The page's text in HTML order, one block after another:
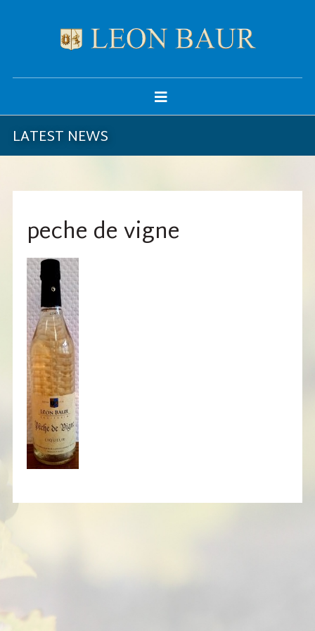
LATEST NEWS
peche de vigne